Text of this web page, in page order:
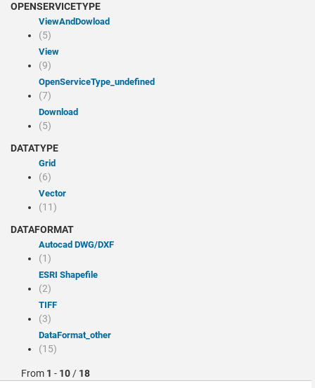
OPENSERVICETYPE
viewAndDowload
(5)
view
(9)
openServiceType_undefined
(7)
Download
(5)
DATATYPE
Grid
(6)
Vector
(11)
DATAFORMAT
Autocad DWG/DXF
(1)
ESRI Shapefile
(2)
TIFF
(3)
dataFormat_other
(15)
From 1 - 10 / 18